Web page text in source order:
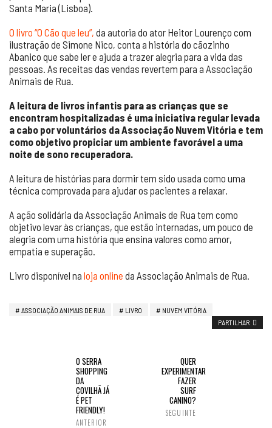
Santa Maria (Lisboa).
O livro “O Cão que leu”, da autoria do ator Heitor Lourenço com
ilustração de Simone Nico, conta a história do cãozinho
Abanico que sabe ler e ajuda a trazer alegria para a vida das
pessoas. As receitas das vendas revertem para a Associação
Animais de Rua.
A leitura de livros infantis para as crianças que se
encontram hospitalizadas é uma iniciativa regular levada
a cabo por voluntários da Associação Nuvem Vitória e tem
como objetivo propiciar um ambiente favorável a uma
noite de sono recuperadora.
A leitura de histórias para dormir tem sido usada como uma
técnica comprovada para ajudar os pacientes a relaxar.
A ação solidária da Associação Animais de Rua tem como
objetivo levar às crianças, que estão internadas, um pouco de
alegria com uma história que ensina valores como amor,
empatia e superação.
Livro disponível na loja online da Associação Animais de Rua.
ASSOCIAÇÃO ANIMAIS DE RUA LIVRO
NUVEM VITÓRIA
PARTILHAR
O SERRA
SHOPPING
DA
COVILHÃ JÁ
É PET
FRIENDLY!
ANTERIOR
QUER
EXPERIMENTAR
FAZER
SURF
CANINO?
SEGUINTE